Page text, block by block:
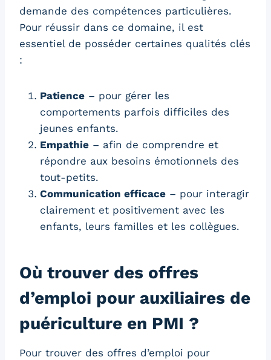
demande des compétences particulières.
Pour réussir dans ce domaine, il est
essentiel de posséder certaines qualités clés
:
Patience – pour gérer les
comportements parfois difficiles des
jeunes enfants.
Empathie – afin de comprendre et
répondre aux besoins émotionnels des
tout-petits.
Communication efficace – pour interagir
clairement et positivement avec les
enfants, leurs familles et les collègues.
Où trouver des offres
d’emploi pour auxiliaires de
puériculture en PMI ?
Pour trouver des offres d’emploi pour